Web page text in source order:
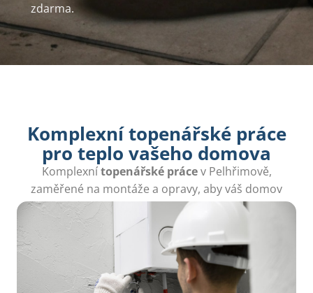
zdarma.
Komplexní topenářské práce
pro teplo vašeho domova
Komplexnítopenářské prácev Pelhřimově,
zaměřené na montáže a opravy, aby váš domov
byl teplý a komfortní po celý rok.